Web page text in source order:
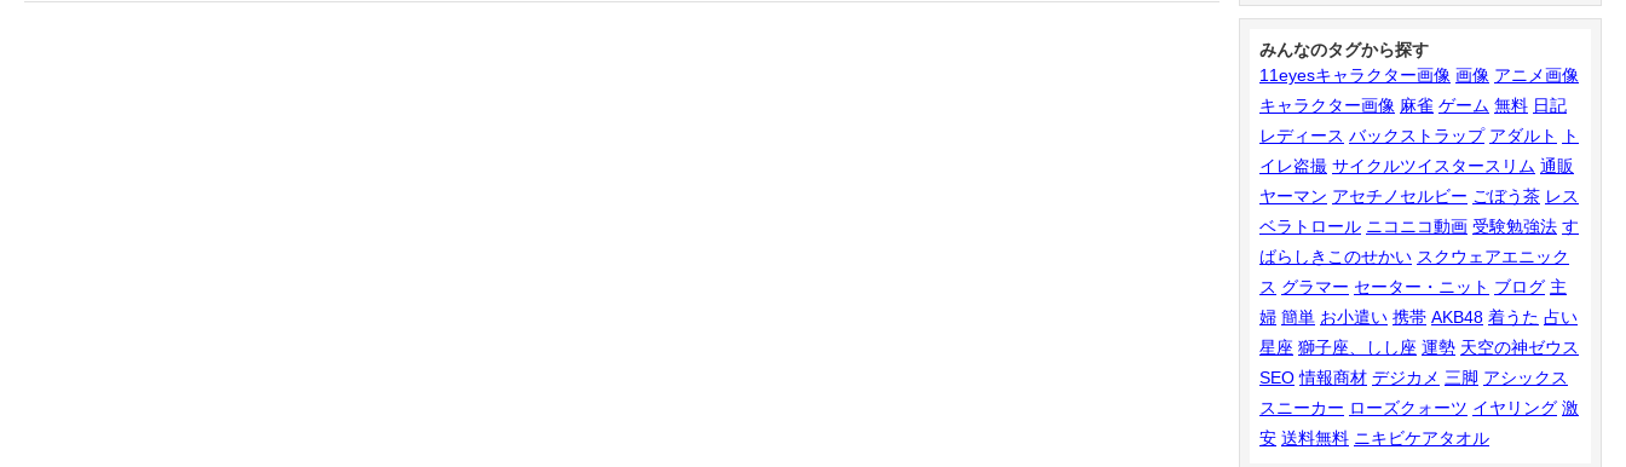
みんなのタグから探す
11eyesキャラクター画像 画像 アニメ画像
キャラクター画像 麻雀 ゲーム 無料 日記
レディース バックストラップ アダルト
ト
イレ盗撮 サイクルツイスタースリム 通販
ヤーマン アセチノセルビー ごぼう茶 レス
ベラトロール ニコニコ動画 受験勉強法 す
ばらしきこのせかい スクウェアエニック
ス グラマー セーター・ニット ブログ 主
婦 簡単 お小遣い 携帯 AKB48 着うた 占い
星座 獅子座、しし座 運勢 天空の神ゼウス
SEO 情報商材 デジカメ 三脚 アシックス
スニーカー ローズクォーツ イヤリング 激
安 送料無料 ニキビケアタオル